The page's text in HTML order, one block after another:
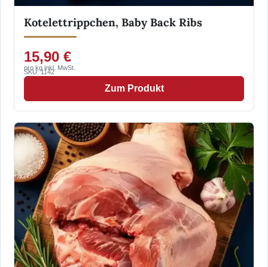
Kotelettrippchen, Baby Back Ribs
15,90 €
pro kg inkl. MwSt.
SKU: 1142
Zum Produkt